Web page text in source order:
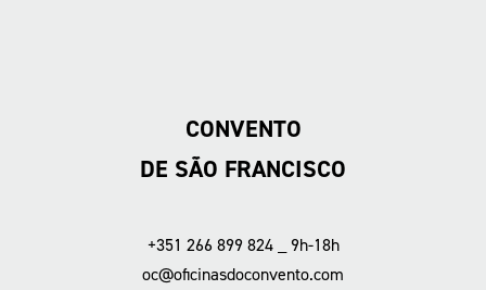
CONVENTO
DE SÃO FRANCISCO
+351 266 899 824 _ 9h-18h
oc@oficinasdoconvento.com